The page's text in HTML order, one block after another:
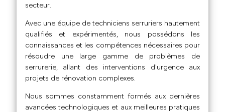
secteur.
Avec une équipe de techniciens serruriers hautement
qualifiés et expérimentés, nous possédons les
connaissances et les compétences nécessaires pour
résoudre une large gamme de problèmes de
serrurerie, allant des interventions d'urgence aux
projets de rénovation complexes.
Nous sommes constamment formés aux dernières
avancées technologiques et aux meilleures pratiques